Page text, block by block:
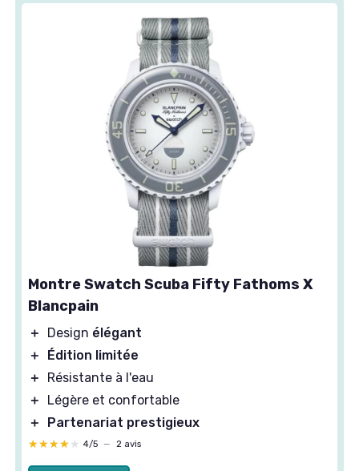
Montre Swatch Scuba Fifty Fathoms X
Blancpain
＋ Design élégant
＋
Édition limitée
＋
Résistante à l'eau
＋
Légère et confortable
＋
Partenariat prestigieux
★★★★★
★★★★★ 4/5 — 2 avis